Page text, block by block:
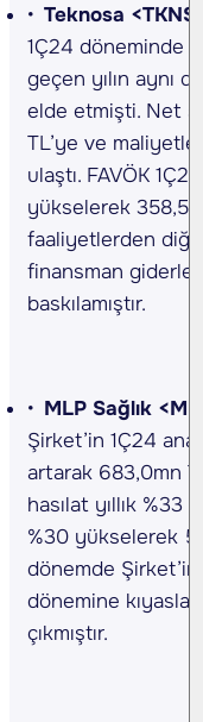
Teknosa
1Ç24 döneminde
geçen yılın aynı
elde etmişti. Net
TL’ye ve maliyetler
ulaştı. FAVÖK
yükselerek
faaliyetlerden
finansman
baskılamıştır.
MLP Sağlık
Şirket’in 1Ç24 ana
artarak 683,0mn
hasılat yıllık %33
%30 yükselerek
dönemde Şirket’in
dönemine kıyasla
çıkmıştır.